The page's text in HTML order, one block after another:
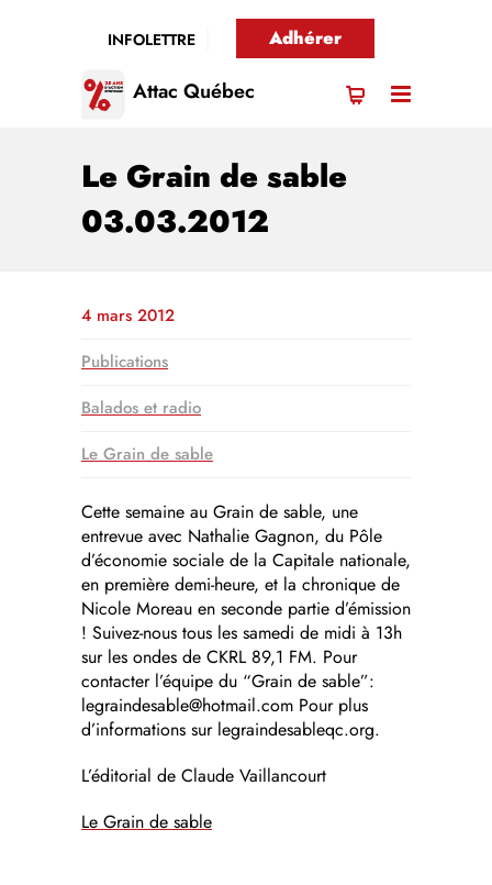
INFOLETTRE Adhérer
Attac Québec
Le Grain de sable
03.03.2012
4 mars 2012
Publications
Balados et radio
Le Grain de sable
Cette semaine au Grain de sable, une
entrevue avec Nathalie Gagnon, du Pôle
d’économie sociale de la Capitale nationale,
en première demi-heure, et la chronique de
Nicole Moreau en seconde partie d’émission
! Suivez-nous tous les samedi de midi à 13h
sur les ondes de CKRL 89,1 FM. Pour
contacter l’équipe du “Grain de sable”:
legraindesable@hotmail.com Pour plus
d’informations sur legraindesableqc.org.
L’éditorial de Claude Vaillancourt
Le Grain de sable